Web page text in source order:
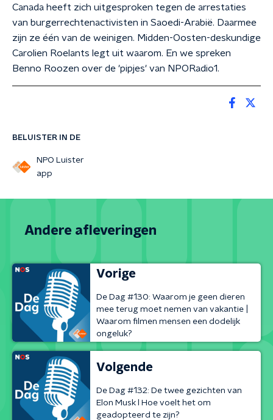
BELUISTER IN DE
NPO Luister
app
Canada heeft zich uitgesproken tegen de arrestaties
van burgerrechtenactivisten in Saoedi-Arabië. Daarmee
zijn ze één van de weinigen. Midden-Oosten-deskundige
Carolien Roelants legt uit waarom. En we spreken
Benno Roozen over de 'pipjes' van NPORadio1.
Andere afleveringen
Vorige
De Dag #130: Waarom je geen dieren
mee terug moet nemen van vakantie |
Waarom filmen mensen een dodelijk
ongeluk?
Volgende
De Dag #132: De twee gezichten van
Elon Musk l Hoe voelt het om
geadopteerd te zijn?